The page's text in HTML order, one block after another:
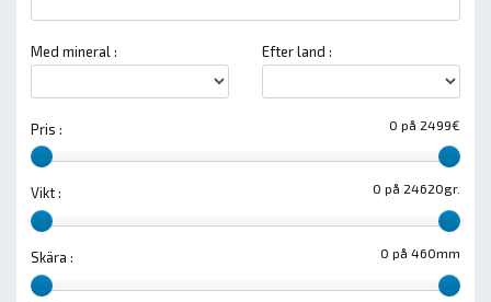
Med mineral : Efter land :
0 på 2499€
Pris :
0 på 24620gr.
Vikt :
0 på 460mm
Skära :